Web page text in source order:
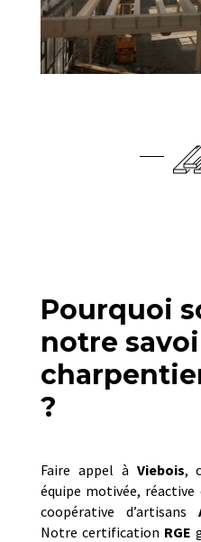
Pourquoi
notre
?
Faire appel à Viebois,
équipe motivée,
coopérative d’artisans
Notre certification RGE